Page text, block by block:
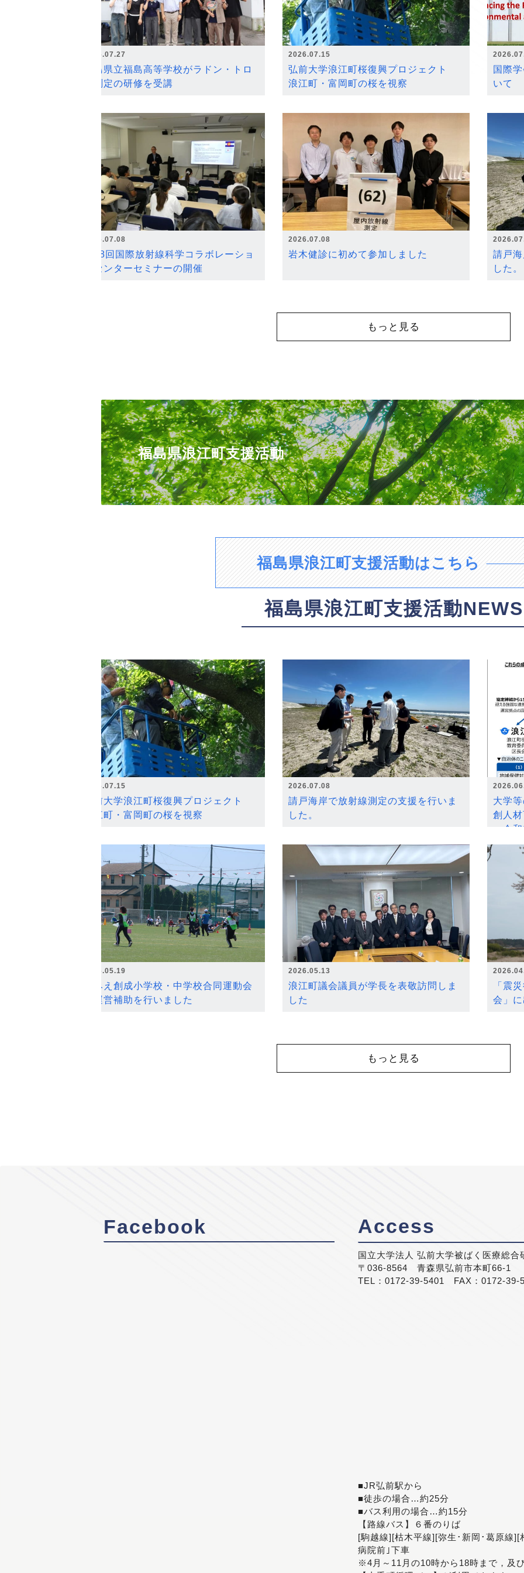
2026.07.27
福島県立福島高等学校がラドン・トロ
ン測定の研修を受講
2026.07.15
弘前大学浪江町桜復興プロジェクト
浪江町・富岡町の桜を視察
国際
いて
2026.07.08
第18回国際放射線科学コラボレーショ
ンセンターセミナーの開催
2026.07.08
岩木健診に初めて参加しました
請戸
した。
もっと見る
福島県浪江町支援活動
福島県浪江町支援活動はこちら
福島県浪江町支援活動NEWS
2026.07.15
弘前大学浪江町桜復興プロジェクト
浪江町・富岡町の桜を視察
2026.07.08
請戸海岸で放射線測定の支援を行いま
した。
大学
創人
～令
2026.05.19
なみえ創成小学校・中学校合同運動会
の運営補助を行いました
2026.05.13
浪江町議会議員が学長を表敬訪問しま
した
「震
会」
もっと見る
Facebook Access
国立大学法人 弘前大学被ばく医療総合
〒036-8564 青森県弘前市本町66-1
TEL：0172-39-5401 FAX：0172-39-
■JR弘前駅から
■徒歩の場合…約25分
■バス利用の場合…約15分
【路線バス】６番のりば
[駒越線][枯木平線][弥生･新岡･葛原線
病院前｣下車
※4月～11月の10時から18時まで，及